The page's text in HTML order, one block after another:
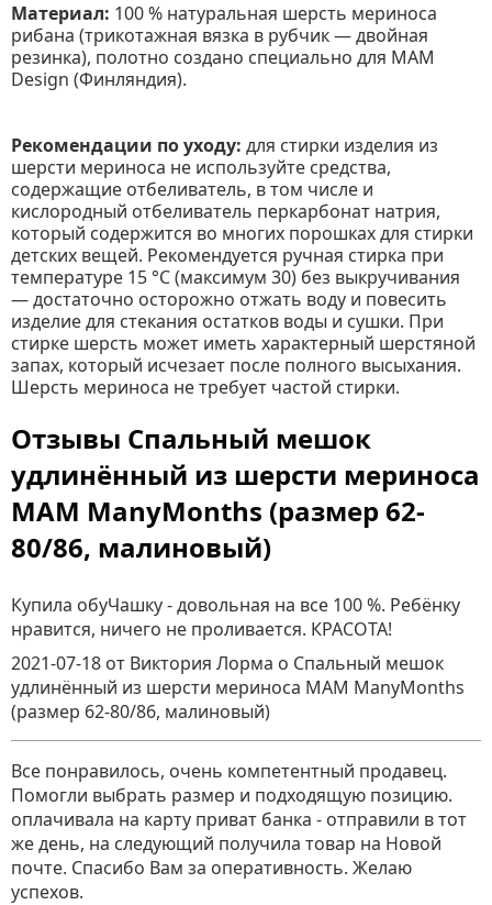
Материал: 100 % натуральная шерсть мериноса
рибана (трикотажная вязка в рубчик — двойная
резинка), полотно создано специально для MAM
Design (Финляндия).
Рекомендации по уходу: для стирки изделия из
шерсти мериноса не используйте средства,
содержащие отбеливатель, в том числе и
кислородный отбеливатель перкарбонат натрия,
который содержится во многих порошках для стирки
детских вещей. Рекомендуется ручная стирка при
температуре 15 °C (максимум 30) без выкручивания
— достаточно осторожно отжать воду и повесить
изделие для стекания остатков воды и сушки. При
стирке шерсть может иметь характерный шерстяной
запах, который исчезает после полного высыхания.
Шерсть мериноса не требует частой стирки.
Отзывы Спальный мешок
удлинённый из шерсти мериноса
MAM ManyMonths (размер 62-
80/86, малиновый)
Купила обуЧашку - довольная на все 100 %. Ребёнку
нравится, ничего не проливается. КРАСОТА!
2021-07-18 от Виктория Лорма о Спальный мешок
удлинённый из шерсти мериноса MAM ManyMonths
(размер 62-80/86, малиновый)
Все понравилось, очень компетентный продавец.
Помогли выбрать размер и подходящую позицию.
оплачивала на карту приват банка - отправили в тот
же день, на следующий получила товар на Новой
почте. Спасибо Вам за оперативность. Желаю
успехов.